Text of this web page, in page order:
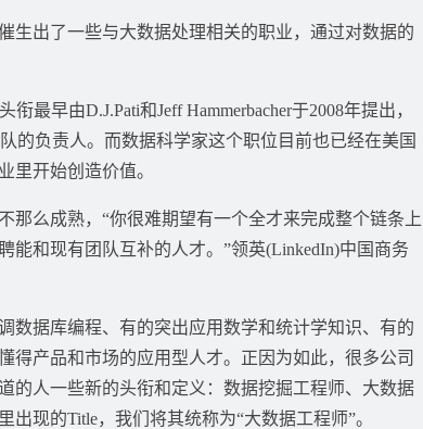
出了一些与大数据处理相关的职业，通过对数据的
早由D.J.Pati和Jeff Hammerbacher于2008年提出，
的负责人。而数据科学家这个职位目前也已经在美国
里开始创造价值。
么成熟，“你很难期望有一个全才来完成整个链条上
和现有团队互补的人才。”领英(LinkedIn)中国商务
据库编程、有的突出应用数学和统计学知识、有的
得产品和市场的应用型人才。正因为如此，很多公司
的人一些新的头衔和定义：数据挖掘工程师、大数据
现的Title，我们将其统称为“大数据工程师”。